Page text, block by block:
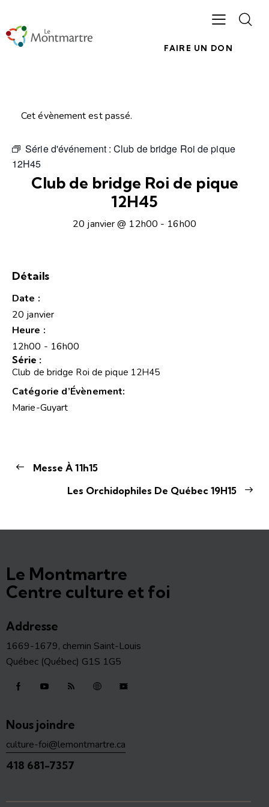
FAIRE UN DON
Cet évènement est passé.
Série d'événement :Club de bridge Roi de pique
12H45
Club de bridge Roi de pique
12H45
20 janvier @ 12h00 - 16h00
Détails
Date :
20 janvier
Heure :
12h00 - 16h00
Série :
Club de bridge Roi de pique 12H45
Catégorie d’Évènement:
Marie-Guyart
Messe À 11h15
Les Orchidophiles De Québec 19H15
Le Montmartre
Centre culture et foi
Addresse
1669-1679, chemin Saint-Louis
Québec (Québec) G1S 1G5
Nous joindre
culture-foi@lemontmartre.ca
418 681-7357